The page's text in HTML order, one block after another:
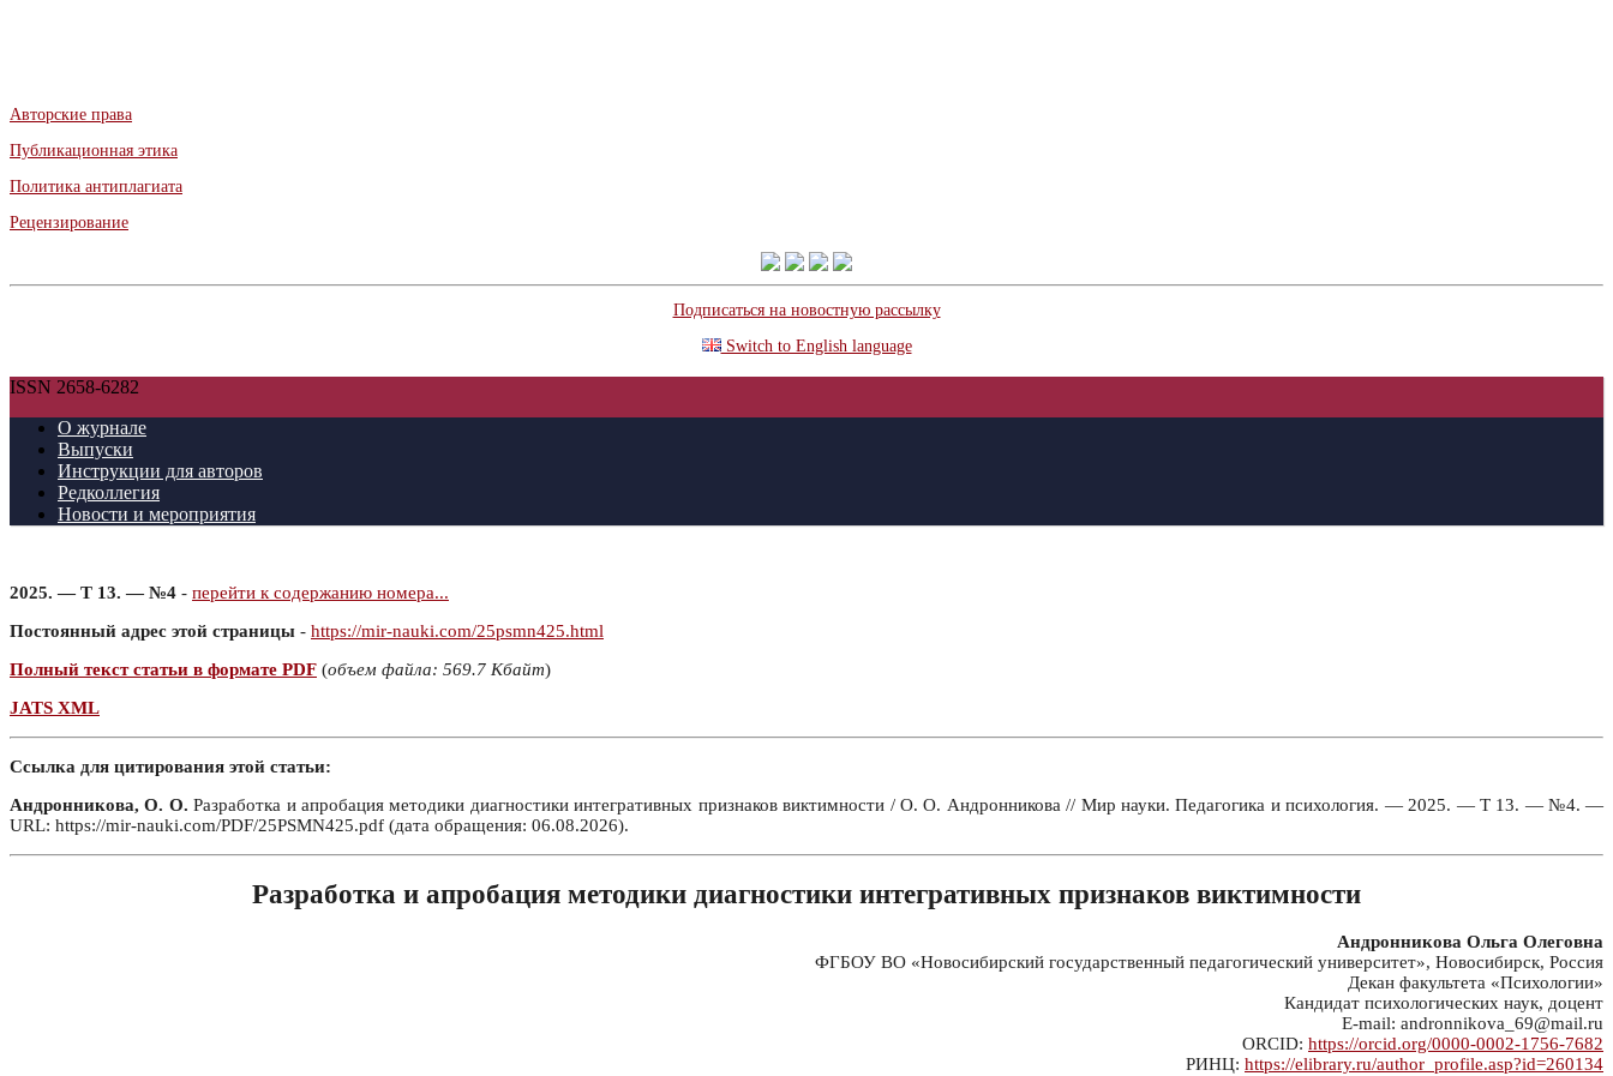
Авторские права
Публикационная этика
Политика антиплагиата
Рецензирование
Подписаться на новостную рассылку
Switch to English language
ISSN 2658-6282
О журнале
Выпуски
Инструкции для авторов
Редколлегия
Новости и мероприятия
2025. — Т 13. — №4 - перейти к содержанию номера...
Постоянный адрес этой страницы - https://mir-nauki.com/25psmn425.html
Полный текст статьи в формате PDF (объем файла: 569.7 Кбайт)
JATS XML
Ссылка для цитирования этой статьи:
Андронникова, О. О. Разработка и апробация методики диагностики интегративных признаков виктимности / О. О. Андронникова // Мир науки. Педагогика и психология. — 2025. — Т 13. — №4. —
URL: https://mir-nauki.com/PDF/25PSMN425.pdf (дата обращения: 06.08.2026).
Разработка и апробация методики диагностики интегративных признаков виктимности
Андронникова Ольга Олеговна
ФГБОУ ВО «Новосибирский государственный педагогический университет», Новосибирск, Россия
Декан факультета «Психологии»
Кандидат психологических наук, доцент
E-mail: andronnikova_69@mail.ru
ORCID: https://orcid.org/0000-0002-1756-7682
РИНЦ: https://elibrary.ru/author_profile.asp?id=260134